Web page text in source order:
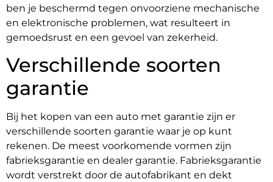
ben je beschermd tegen onvoorziene mechanische
en elektronische problemen, wat resulteert in
gemoedsrust en een gevoel van zekerheid.
Verschillende soorten
garantie
Bij het kopen van een auto met garantie zijn er
verschillende soorten garantie waar je op kunt
rekenen. De meest voorkomende vormen zijn
fabrieksgarantie en dealer garantie. Fabrieksgarantie
wordt verstrekt door de autofabrikant en dekt